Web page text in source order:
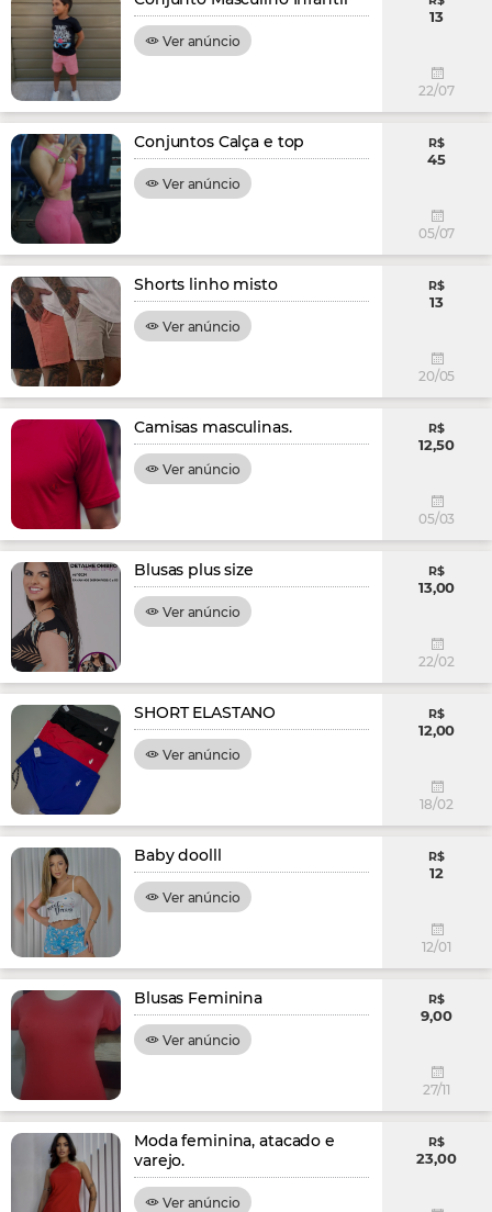
Ver anúncio
13
22/07
Conjuntos Calça e top
Ver anúncio
R$
45
05/07
Shorts linho misto
Ver anúncio
R$
13
20/05
Camisas masculinas.
Ver anúncio
R$
12,50
05/03
Blusas plus size
Ver anúncio
R$
13,00
22/02
SHORT ELASTANO
Ver anúncio
R$
12,00
18/02
Baby doolll
Ver anúncio
R$
12
12/01
Blusas Feminina
Ver anúncio
R$
9,00
27/11
Moda feminina, atacado e
varejo.
Ver anúncio
R$
23,00